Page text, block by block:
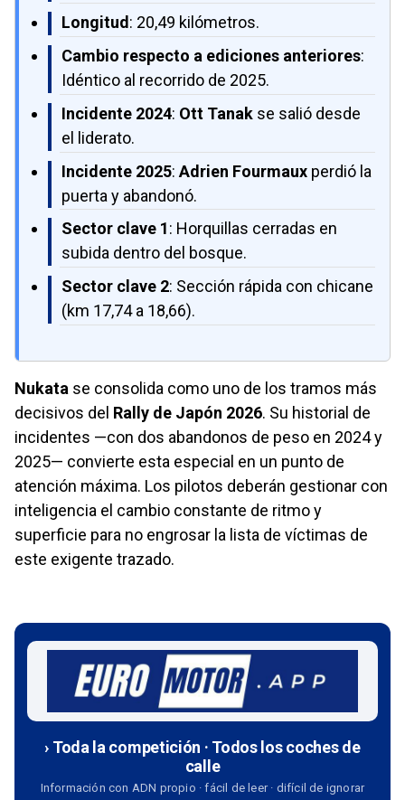
Longitud : 20,49 kilómetros.
Cambio respecto a ediciones anteriores:
Idéntico al recorrido de 2025.
Incidente 2024: Ott Tanak se salió desde
el liderato.
Incidente 2025: Adrien Fourmaux perdió la
puerta y abandonó.
Sector clave 1: Horquillas cerradas en
subida dentro del bosque.
Sector clave 2: Sección rápida con chicane
(km 17,74 a 18,66).
Nukata se consolida como uno de los tramos más
decisivos del Rally de Japón 2026. Su historial de
incidentes —con dos abandonos de peso en 2024 y
2025— convierte esta especial en un punto de
atención máxima. Los pilotos deberán gestionar con
inteligencia el cambio constante de ritmo y
superficie para no engrosar la lista de víctimas de
este exigente trazado.
› Toda la competición · Todos los coches de
calle
Información con ADN propio · fácil de leer · difícil de ignorar